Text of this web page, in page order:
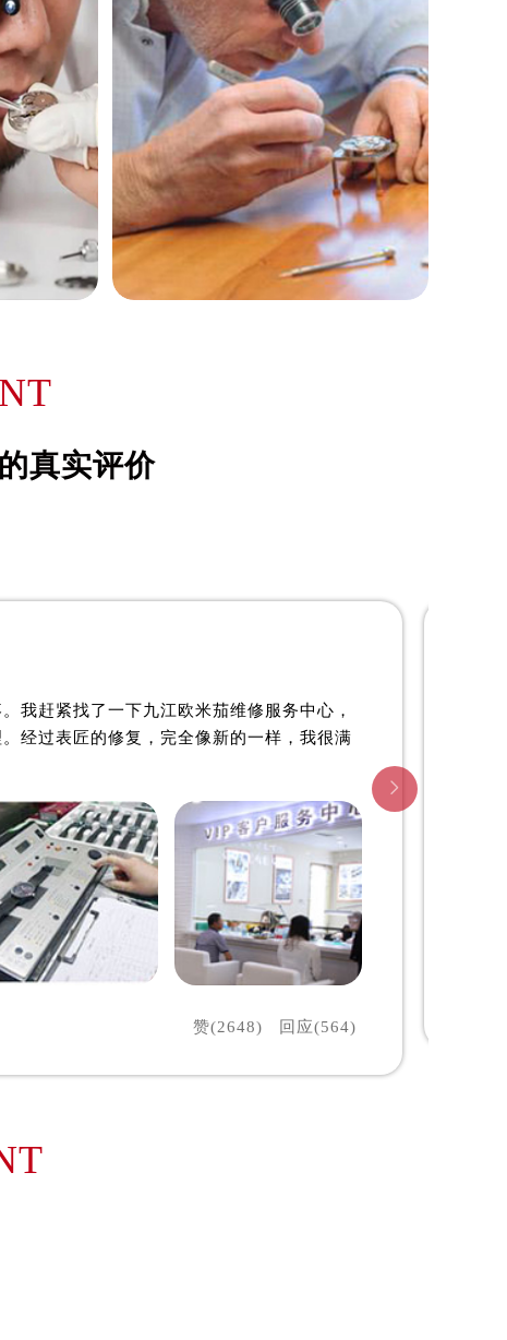
)
是九江欧米茄维修服务中心
(九江欧米茄维修保养中心)
真实评价
我赶紧找了一下九江欧米茄维修服务中心，
经过表匠的修复，完全像新的一样，我很满
赞(2648) 回应(564)
